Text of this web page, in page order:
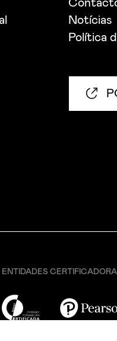
Notícias
Política
ENTIDADES